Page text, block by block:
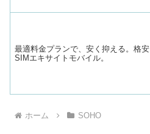
最適料金プランで、安く抑える。格安
SIMエキサイトモバイル。
ホーム SOHO